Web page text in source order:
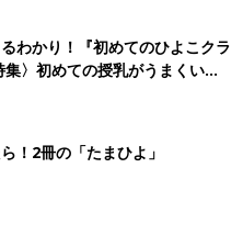
わかり！『初めてのひよこクラ
〉初めての授乳がうまくい
の基本と夏のトラブル 解決テ
！2冊の「たまひよ」